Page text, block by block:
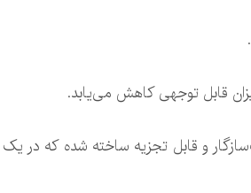
قابل توجهی کاهش می‌یابد.
و قابل تجزیه ساخته شده که در یک